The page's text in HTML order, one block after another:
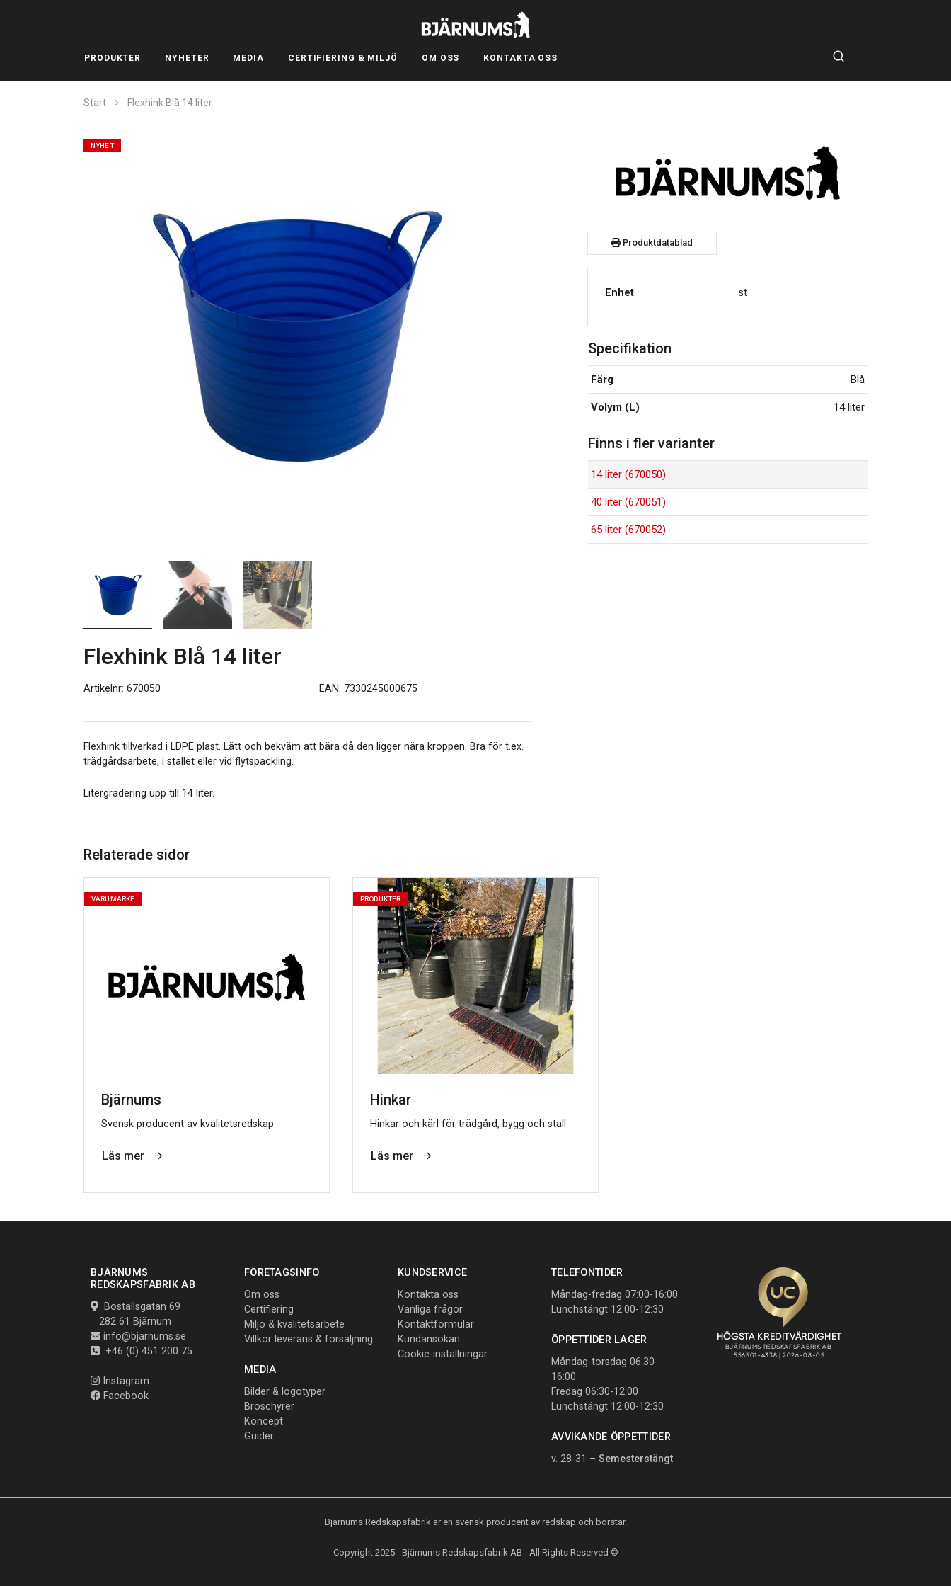
PRODUKTER NYHETER MEDIA CERTIFIERING & MILJÖ OM OSS KONTAKTA OSS
Start Flexhink Blå 14 liter
NYHET
Flexhink Blå 14 liter
Artikelnr: 670050 EAN: 7330245000675
Flexhink tillverkad i LDPE plast. Lätt och bekväm att bära då den ligger nära kroppen. Bra för t.ex.
trädgårdsarbete, i stallet eller vid flytspackling.
Litergradering upp till 14 liter.
Produktdatablad
Enhet st
Specifikation
Färg Blå
Volym (L) 14 liter
Finns i fler varianter
14 liter (670050)
40 liter (670051)
65 liter (670052)
Relaterade sidor
VARUMÄRKE
Bjärnums
Svensk producent av kvalitetsredskap
Läs mer
PRODUKTER
Hinkar
Hinkar och kärl för trädgård, bygg och stall
Läs mer
BJÄRNUMS
REDSKAPSFABRIK AB
Boställsgatan 69
282 61 Bjärnum
info@bjarnums.se
+46 (0) 451 200 75
Instagram
Facebook
FÖRETAGSINFO
Om oss
Certifiering
Miljö & kvalitetsarbete
Villkor leverans & försäljning
MEDIA
Bilder & logotyper
Broschyrer
Koncept
Guider
KUNDSERVICE
Kontakta oss
Vanliga frågor
Kontaktformulär
Kundansökan
Cookie-inställningar
TELEFONTIDER
Måndag-fredag 07:00-16:00
Lunchstängt 12:00-12:30
ÖPPETTIDER LAGER
Måndag-torsdag 06:30-
16:00
Fredag 06:30-12:00
Lunchstängt 12:00-12:30
AVVIKANDE ÖPPETTIDER
v. 28-31 –Semesterstängt
Bjärnums Redskapsfabrik är en svensk producent av redskap och borstar.
Copyright 2025 - Bjärnums Redskapsfabrik AB - All Rights Reserved ©